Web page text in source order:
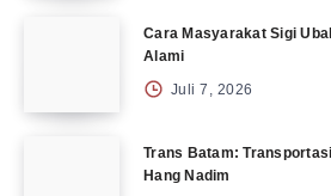
Cara Masyarakat Sigi
Alami
Juli 7, 2026
Trans Batam:
Hang Nadim